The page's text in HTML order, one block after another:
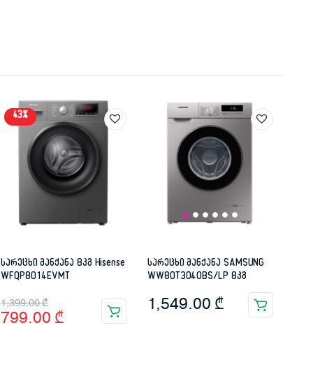
43%
სარეცხი მანქანა 8კგ Hisense
WFQP8014EVMT
1,399.00₾
Original
price
799.00 ₾
Current
price
სარეცხი მანქანა SAMSUNG
WW80T3040BS/LP 8კგ
1,549.00 ₾